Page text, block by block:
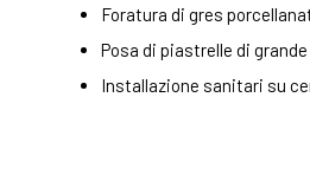
Foratura di gres
Posa di piastrelle di
Installazione sanitari su